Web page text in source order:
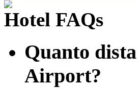
Hotel FAQs
Quanto
Airport?